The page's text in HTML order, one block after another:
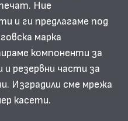
Ние
и ги предлагаме под
марка
компоненти за
резервни части за
Изградили сме мрежа
касети.